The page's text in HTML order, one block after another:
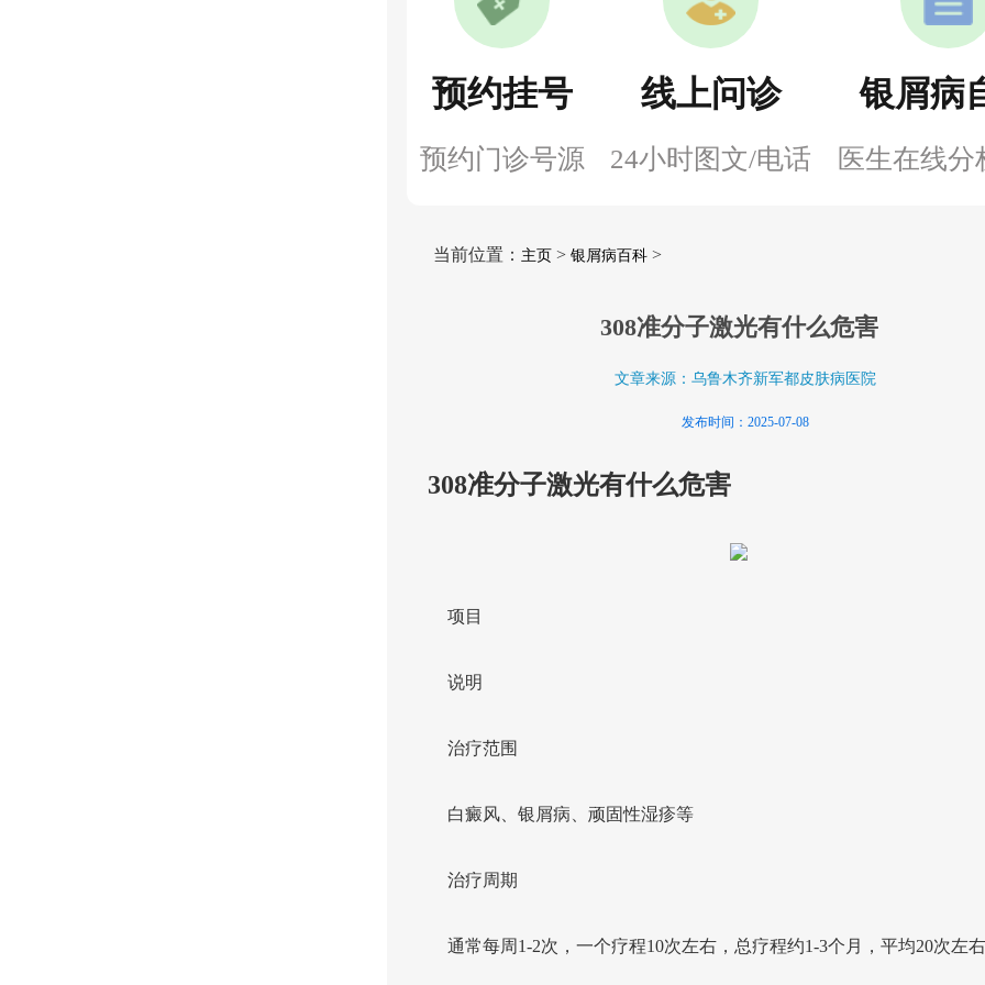
预约挂号
预约门诊号源
线上问诊
24小时图文/电话
银屑病
医生在线分
当前位置： 主页> 银屑病百科>
308准分子激光有什么危害
文章来源：乌鲁木齐新军都皮肤病医院
发布时间：2025-07-08
308准分子激光有什么危害
项目
说明
治疗范围
白癜风、银屑病、顽固性湿疹等
治疗周期
通常每周1-2次，一个疗程10次左右，总疗程约1-3个月，平均20次左右